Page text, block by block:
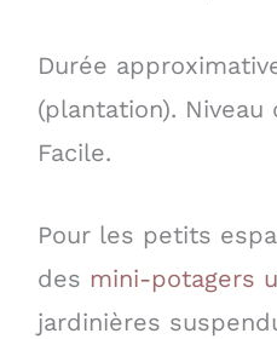
Durée
(plantation).
Facile.
Pour les petits
des mini-potagers
jardinières